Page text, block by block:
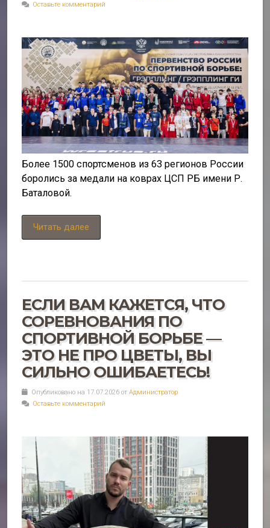
Оставьте комментарий
Более 1500 спортсменов из 63 регионов России
боролись за медали на коврах ЦСП РБ имени Р.
Баталовой.
Читать далее
ЕСЛИ ВАМ КАЖЕТСЯ, ЧТО
СОРЕВНОВАНИЯ ПО
СПОРТИВНОЙ БОРЬБЕ —
ЭТО НЕ ПРО ЦВЕТЫ, ВЫ
СИЛЬНО ОШИБАЕТЕСЬ!
Опубликовано на 17.07.2026 от Администратор
Оставьте комментарий